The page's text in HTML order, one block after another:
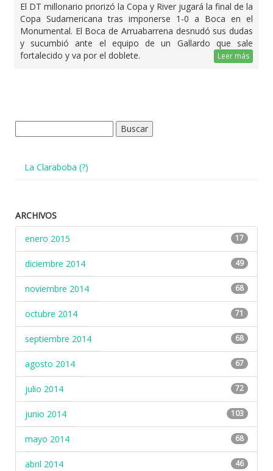
El DT millonario priorizó la Copa y River jugará la final de la
Copa Sudamericana tras imponerse 1-0 a Boca en el
Monumental. El Boca de Arruabarrena desnudó sus dudas
y sucumbió ante el equipo de un Gallardo que sale
fortalecido y va por el doblete.
Leer más
La Claraboba (?)
ARCHIVOS
enero 2015
17
diciembre 2014 49
noviembre 2014 68
octubre 2014 71
septiembre 2014 68
agosto 2014 67
julio 2014 72
junio 2014 103
mayo 2014 68
abril 2014 46